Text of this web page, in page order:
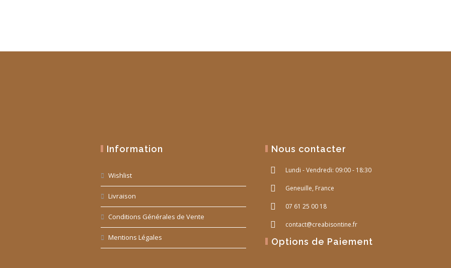
Information
Wishlist
Livraison
Conditions Générales de Vente
Mentions Légales
Nous contacter
Lundi - Vendredi: 09:00 - 18:30
Geneuille, France
07 61 25 00 18
contact@creabisontine.fr
Options de Paiement